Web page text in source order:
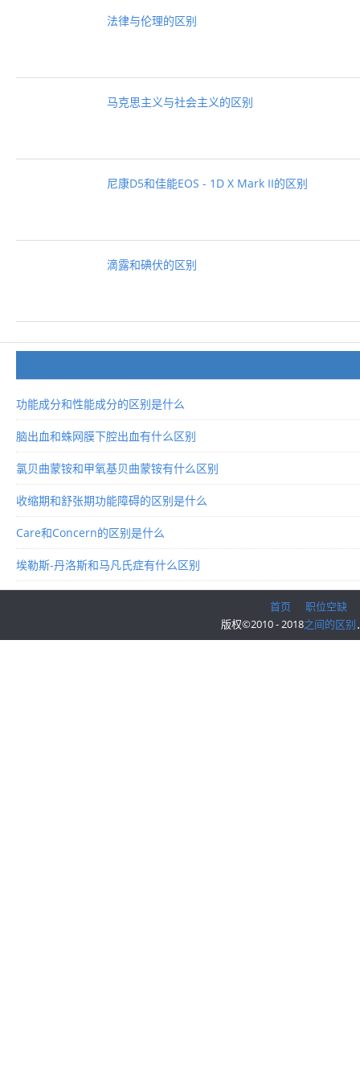
法律与伦理的区别
马克思主义与社会主义的区别
尼康D5和佳能EOS - 1D X Mark II的区别
滴露和碘伏的区别
功能成分和性能成分的区别是什么
脑出血和蛛网膜下腔出血有什么区别
氯贝曲蒙铵和甲氧基贝曲蒙铵有什么区别
收缩期和舒张期功能障碍的区别是什么
Care和Concern的区别是什么
埃勒斯-丹洛斯和马凡氏症有什么区别
首页
职位空缺
版权©2010 - 2018之间的区别